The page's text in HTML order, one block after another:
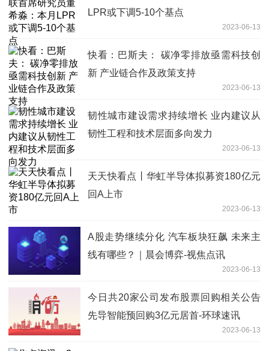
LPR或下调5-10个基点
2023-06-13
快看：巴斯夫： 碳净零排放亟需科技创
新 产业链合作及政策支持
2023-06-13
韧性城市建设需求持续增长 业内建议从
韧性工程和技术层面多向发力
2023-06-13
天天快看点丨华虹半导体拟募资180亿元
回A上市
2023-06-13
A股走势继续分化 汽车板块狂飙 未来主
线有哪些？｜晨会博弈-视焦点讯
2023-06-13
今日共20家公司发布股票回购相关公告
先导智能预回购3亿元居首-环球速讯
2023-06-13